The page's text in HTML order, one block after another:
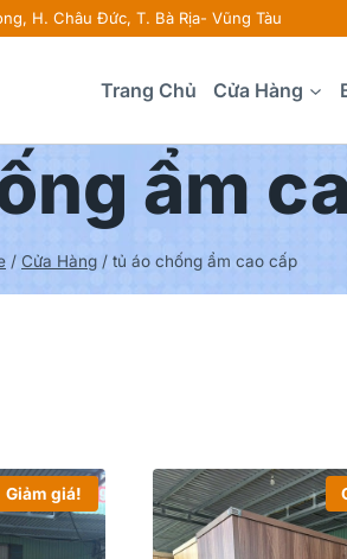
Long, H. Châu Đức, T. Bà Rịa- Vũng
Trang Chủ Cửa Hàng
ẩm
/ Cửa Hàng / tủ áo chống ẩm cao cấp
Giảm giá!